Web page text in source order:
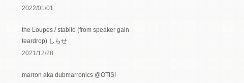
2022/01/01
the Loupes / stabilo (from speaker gain
teardrop) しらせ
2021/12/28
marron aka dubmarronics @OTIS!